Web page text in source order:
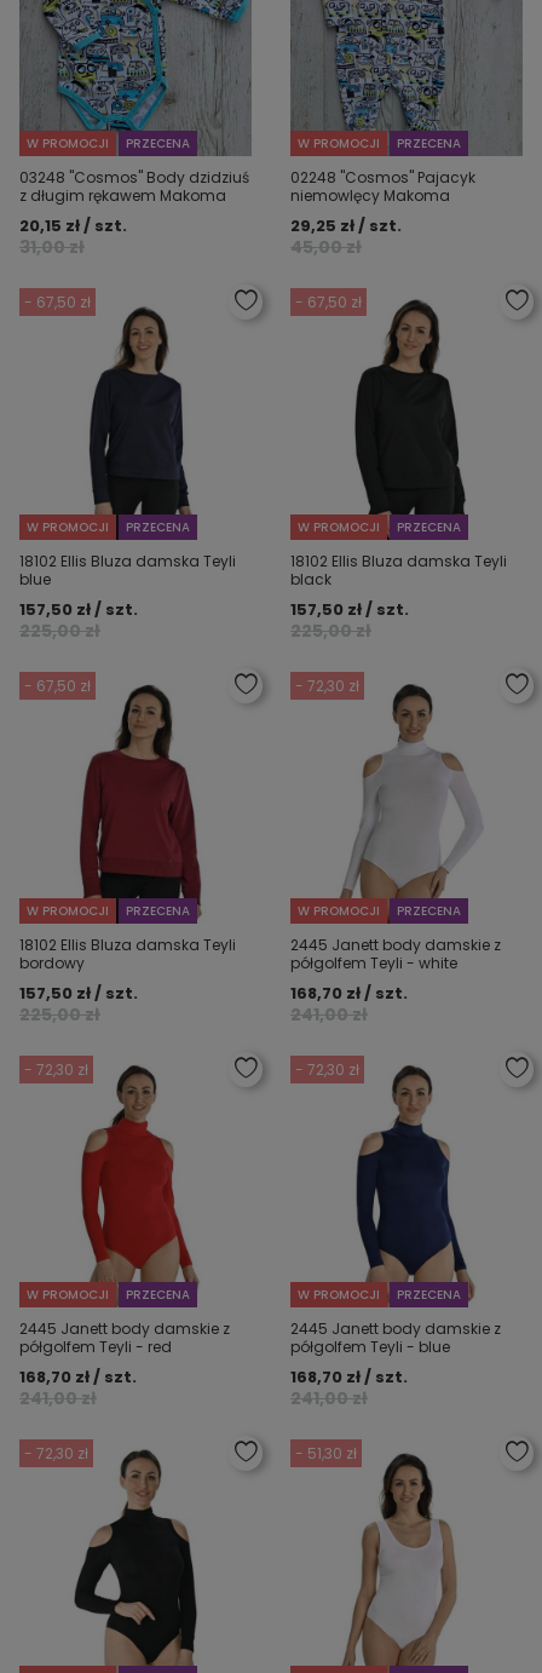
W PROMOCJI PRZECENA
03248 "Cosmos" Body dzidziuś
z długim rękawem Makoma
31,00 zł
20,15 zł / szt.
W PROMOCJI PRZECENA
02248 "Cosmos" Pajacyk
niemowlęcy Makoma
45,00 zł
29,25 zł / szt.
- 67,50 zł
W PROMOCJI PRZECENA
18102 Ellis Bluza damska Teyli
blue
225,00 zł
157,50 zł / szt.
- 67,50 zł
W PROMOCJI PRZECENA
18102 Ellis Bluza damska Teyli
black
225,00 zł
157,50 zł / szt.
- 67,50 zł
W PROMOCJI PRZECENA
18102 Ellis Bluza damska Teyli
bordowy
225,00 zł
157,50 zł / szt.
- 72,30 zł
W PROMOCJI PRZECENA
2445 Janett body damskie z
półgolfem Teyli - white
241,00 zł
168,70 zł / szt.
- 72,30 zł
W PROMOCJI PRZECENA
2445 Janett body damskie z
półgolfem Teyli - red
241,00 zł
168,70 zł / szt.
- 72,30 zł
W PROMOCJI PRZECENA
2445 Janett body damskie z
półgolfem Teyli - blue
241,00 zł
168,70 zł / szt.
- 72,30 zł - 51,30 zł